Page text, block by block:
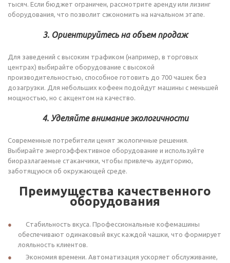
тысяч. Если бюджет ограничен, рассмотрите аренду или лизинг
оборудования, что позволит сэкономить на начальном этапе.
3. Ориентируйтесь на объем продаж
Для заведений с высоким трафиком (например, в торговых
центрах) выбирайте оборудование с высокой
производительностью, способное готовить до 700 чашек без
дозагрузки. Для небольших кофеен подойдут машины с меньшей
мощностью, но с акцентом на качество.
4. Уделяйте внимание экологичности
Современные потребители ценят экологичные решения.
Выбирайте энергоэффективное оборудование и используйте
биоразлагаемые стаканчики, чтобы привлечь аудиторию,
заботящуюся об окружающей среде.
Преимущества качественного
оборудования
Стабильность вкуса. Профессиональные кофемашины
обеспечивают одинаковый вкус каждой чашки, что формирует
лояльность клиентов.
Экономия времени. Автоматизация ускоряет обслуживание,